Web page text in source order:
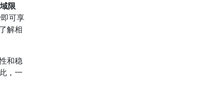
限
可享
解相
和稳
，一